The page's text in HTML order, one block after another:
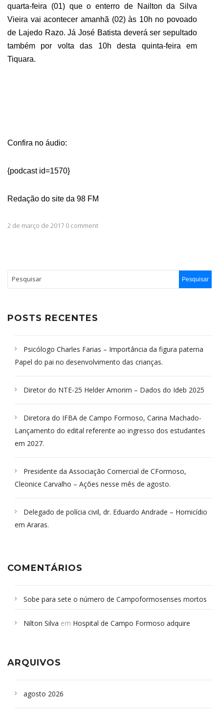
quarta-feira (01) que o enterro de Nailton da Silva
Vieira vai acontecer amanhã (02) às 10h no povoado
de Lajedo Razo. Já José Batista deverá ser sepultado
também por volta das 10h desta quinta-feira em
Tiquara.
Confira no áudio:
{podcast id=1570}
Redação do site da 98 FM
2 de março de 2017 0 comment
POSTS RECENTES
Psicólogo Charles Farias – Importância da figura paterna
Papel do pai no desenvolvimento das crianças.
Diretor do NTE-25 Helder Amorim – Dados do Ideb 2025
Diretora do IFBA de Campo Formoso, Carina Machado-
Lançamento do edital referente ao ingresso dos estudantes
em 2027.
Presidente da Associação Comercial de CFormoso,
Cleonice Carvalho – Ações nesse mês de agosto.
Delegado de polícia civil, dr. Eduardo Andrade – Homicídio
em Araras.
COMENTÁRIOS
Sobe para sete o número de Campoformosenses mortos
Campoformosenses que morreram em desabamentos são
Nilton Silva em Hospital de Campo Formoso adquire
ARQUIVOS
agosto 2026